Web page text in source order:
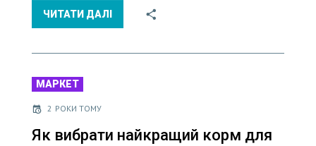
ЧИТАТИ ДАЛІ
МАРКЕТ
2 РОКИ ТОМУ
Як вибрати найкращий корм для